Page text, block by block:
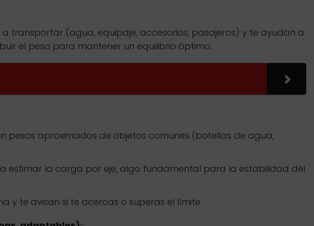
transportar (agua, equipaje, accesorios, pasajeros) y te ayudan a
el peso para mantener un equilibrio óptimo.
pesos aproximados de objetos comunes (botellas de agua,
estimar la carga por eje, algo fundamental para la estabilidad del
y te avisan si te acercas o superas el límite.